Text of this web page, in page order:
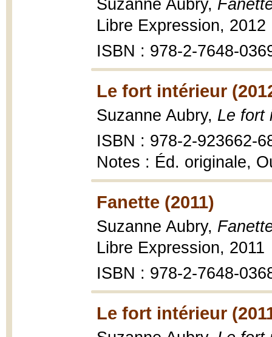
Suzanne Aubry,
Libre Expression, 2012
ISBN : 978-2-7648-
Le fort intérieur
Suzanne Aubry, Le fort
ISBN : 978-2-923662-
Notes : Éd. originale,
Fanette (2011)
Suzanne Aubry,
Libre Expression, 2011
ISBN : 978-2-7648-
Le fort intérieur